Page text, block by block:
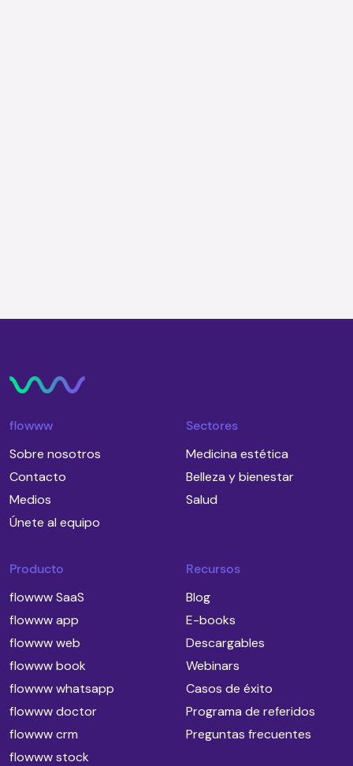
flowww
Sobre nosotros
Contacto
Medios
Únete al equipo
Sectores
Medicina estética
Belleza y bienestar
Salud
Producto
flowww SaaS
flowww app
flowww web
flowww book
flowww whatsapp
flowww doctor
flowww crm
flowww stock
Recursos
Blog
E-books
Descargables
Webinars
Casos de éxito
Programa de referidos
Preguntas frecuentes